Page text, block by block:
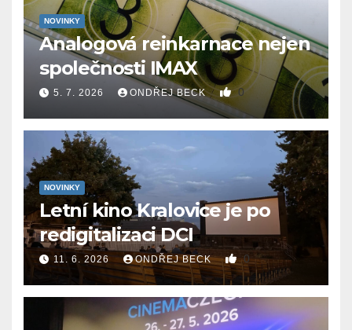
NOVINKY
Analogová reinkarnace nejen
společnosti IMAX
5. 7. 2026 ONDŘEJ BECK 0
NOVINKY
Letní kino Kralovice je po
redigitalizaci DCI
11. 6. 2026 ONDŘEJ BECK 0